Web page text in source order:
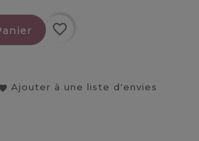
favorite_border
Ajouter à une liste d'envies